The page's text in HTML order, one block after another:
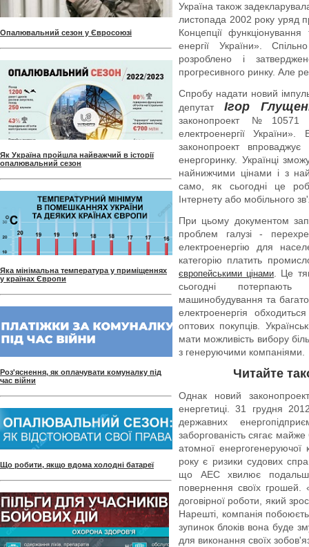
Опалювальний сезон у Євросоюзі
Як Україна пройшла найважчий в історії
опалювальний сезон
Яка мінімальна температура у приміщеннях
у країнах Європи
Роз'яснення, як оплачувати комуналку під
час війни
Що робити, якщо вдома холодні батареї
Україна також
листопада 2002 року уряд
Концепції
енергії України».
розроблено і
прогресивного ринку. Але
Спробу надати новий
депутат Ігор
законопроект №10571
електроенергії
законопроект
енергоринку. Українці
найнижчими цінами і з
само, як сьогодні це
Інтернету або мобільного
При цьому документом
проблем галузі -
електроенергію для
категорію платить
європейськими цінами . Це
сьогодні потерпають
машинобудування та
електроенергія
оптових покупців.
мати можливість вибору
з генеруючими компаніями.
Читайте
Однак новий
енергетиці. 31 грудня
державних
заборгованість сягає
атомної
року є ризики судових
що АЕС хвилює
повернення своїх грошей.
договірної роботи, який
Нарешті, компанія
зупинок блоків вона буде
для виконання своїх